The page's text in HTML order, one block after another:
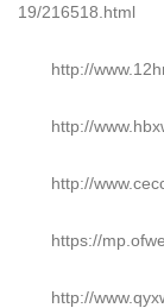
19/216518.html
http://
http://
http://
https://
http://